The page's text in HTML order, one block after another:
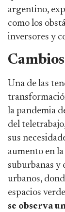
argentino,
como los
inversores y
Una de las
la pandemia
del
sus
aumento en
suburbanas y
urbanos,
espacios
se observa